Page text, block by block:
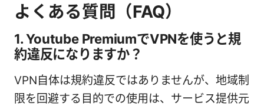
よくある質問（FAQ）
1. Youtube PremiumでVPNを使うと規
約違反になりますか？
VPN自体は規約違反ではありませんが、地域制
限を回避する目的での使用は、サービス提供元